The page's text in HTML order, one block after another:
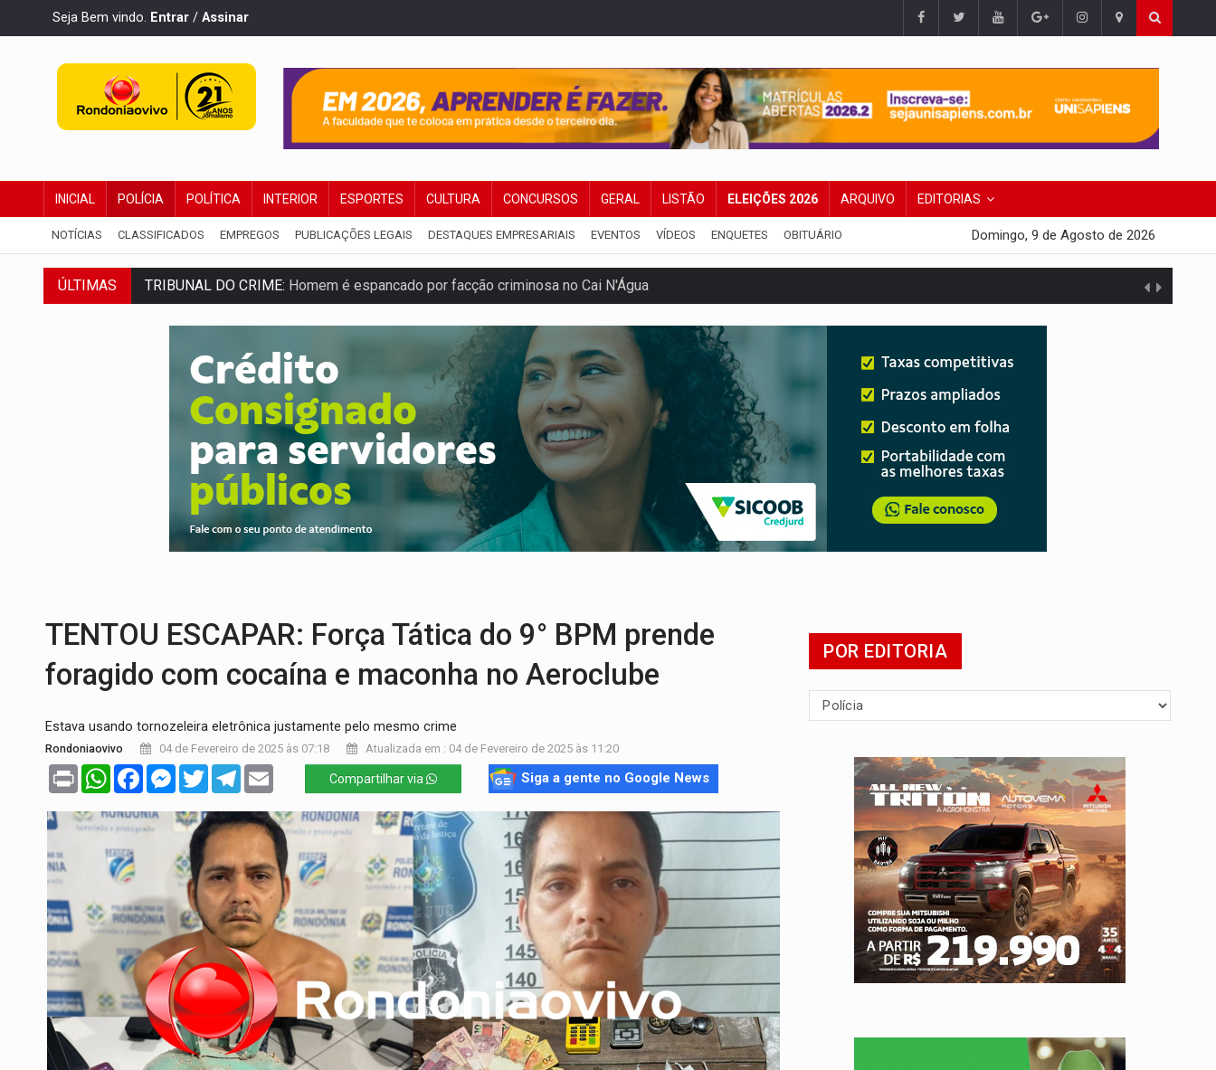
Seja Bem vindo. Entrar / Assinar
INICIAL POLÍCIA POLÍTICA INTERIOR ESPORTES CULTURA CONCURSOS GERAL LISTÃO ELEIÇÕES 2026 ARQUIVO EDITORIAS
NOTÍCIAS CLASSIFICADOS EMPREGOS PUBLICAÇÕES LEGAIS DESTAQUES EMPRESARIAIS EVENTOS VÍDEOS ENQUETES OBITUÁRIO Domingo, 9 de Agosto de 2026
ÚLTIMAS
TRIBUNAL DO CRIME:Homem é espancado por facção criminosa no Cai N'Água
VÍDEO:Perseguição é registrada no shopping após colombiana furtar celular de menina
Apostas online começam a afetar produtividade e rotina nas empresas
REFLORESTAMENTO: Plantar árvores não será mais suficiente para comprovar área recuperado
OVNIS NA LUA: Cientistas alertam para possível base secreta no satélite natural da Terra
ACABOU COM PEUGEOT:Incêndio destrói carro que era rebocado para oficina no Centro de Porto Velho
Ladrão é filmado furtando moto na frente do bar da Marleide
BOLSAS DE PESQUISA:Iniciativa Amazônia+10 lança chamada para fortalecer cadeias da sociobioeconomia
TENTOU ESCAPAR: Força Tática do 9° BPM prende
foragido com cocaína e maconha no Aeroclube
Estava usando tornozeleira eletrônica justamente pelo mesmo crime
Rondoniaovivo 04 de Fevereiro de 2025 às 07:18 Atualizada em : 04 de Fevereiro de 2025 às 11:20
Print WhatsAppFacebookMessenger
TwitterTelegram Compartilhar via Siga a gente no Google News
POR EDITORIA